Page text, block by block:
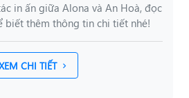
in ấn giữa Alona và An Hoà, đọc
biết thêm thông tin chi tiết nhé!
CHI TIẾT